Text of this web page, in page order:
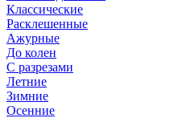
Классические
Расклешенные
Ажурные
До колен
С разрезами
Летние
Зимние
Осенние